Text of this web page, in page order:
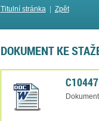
Titulní stránka| Zpět
DOKUMENT KE